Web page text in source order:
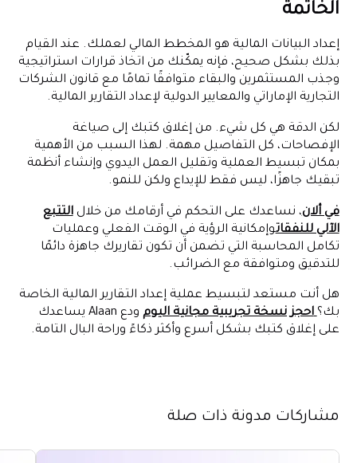
الخاتمة
إعداد البيانات المالية هو المخطط المالي لعملك. عند القيام
بذلك بشكل صحيح، فإنه يمكّنك من اتخاذ قرارات استراتيجية
وجذب المستثمرين والبقاء متوافقًا تمامًا مع قانون الشركات
التجارية الإماراتي والمعايير الدولية لإعداد التقارير المالية.
لكن الدقة هي كل شيء. من إغلاق كتبك إلى صياغة
الإفصاحات، كل التفاصيل مهمة. لهذا السبب من الأهمية
بمكان تبسيط العملية وتقليل العمل اليدوي وإنشاء أنظمة
تبقيك جاهزًا، ليس فقط للإيداع ولكن للنمو.
في ألان، نساعدك على التحكم في أرقامك من خلالالتتبع
الآلي للنفقاتوإمكانية الرؤية في الوقت الفعلي وعمليات
تكامل المحاسبة التي تضمن أن تكون تقاريرك جاهزة دائمًا
للتدقيق ومتوافقة مع الضرائب.
هل أنت مستعد لتبسيط عملية إعداد التقارير المالية الخاصة
بك؟ احجز نسخة تجريبية مجانية اليوم
ودع Alaan يساعدك
على إغلاق كتبك بشكل أسرع وأكثر ذكاءً وراحة البال التامة.
مشاركات مدونة ذات صلة